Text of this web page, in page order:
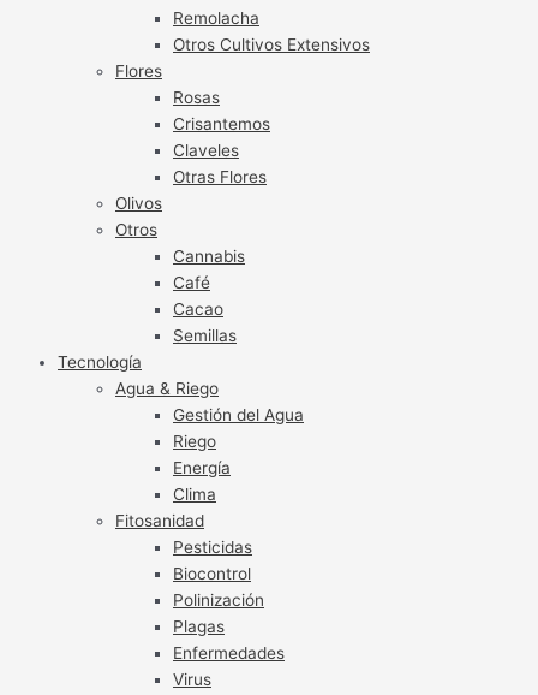
Remolacha
Otros Cultivos Extensivos
Flores
Rosas
Crisantemos
Claveles
Otras Flores
Olivos
Otros
Cannabis
Café
Cacao
Semillas
Tecnología
Agua & Riego
Gestión del Agua
Riego
Energía
Clima
Fitosanidad
Pesticidas
Biocontrol
Polinización
Plagas
Enfermedades
Virus